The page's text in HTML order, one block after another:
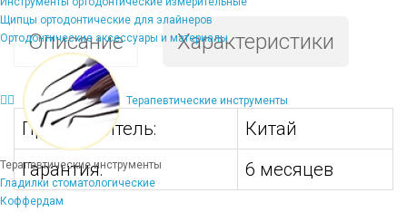
Щипцы ортодонтические для элайнеров
Ортодонтические аксессуары и материалы
Терапевтические инструменты
Терапевтические инструменты
Гладилки стоматологические
Коффердам
Описание Характеристики
Производитель:
Китай
Гарантия:
6 месяцев